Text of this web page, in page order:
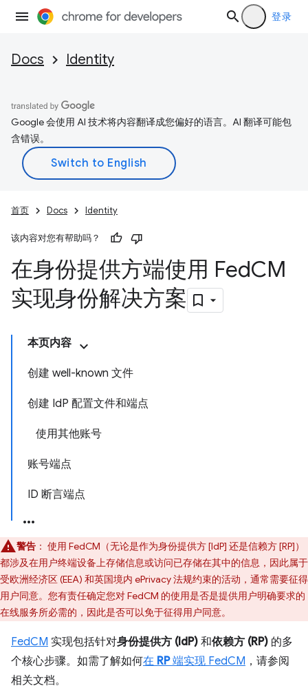
登录
Docs Identity
Google 会使用 AI 技术将内容翻译成您偏好的语言。AI 翻译可能包
含错误。
首页 Docs Identity
该内容对您有帮助吗？
在身份提供方端使用 FedCM
实现身份解决方案
本页内容
创建 well-known 文件
创建 IdP 配置文件和端点
使用其他账号
账号端点
ID 断言端点
警告 ： 使用 FedCM（无论是作为身份提供方 [IdP] 还是信赖方 [RP]）
都涉及在用户终端设备上存储信息或访问已存储在其中的信息，因此属于
受欧洲经济区 (EEA) 和英国境内 ePrivacy 法规约束的活动，通常需要征得
用户同意。您有责任确定您对 FedCM 的使用是否是提供用户明确要求的
在线服务所必需的，因此是否可以免于征得用户同意。
FedCM 实现包括针对身份提供方 (IdP) 和依赖方 (RP) 的多
个核心步骤。如需了解如何在 RP端实现 FedCM ，请参阅
相关文档。